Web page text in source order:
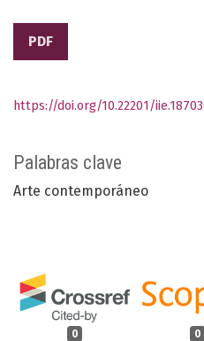
PDF
Palabras clave
Arte contemporáneo
0 0
https://doi.org/10.22201/